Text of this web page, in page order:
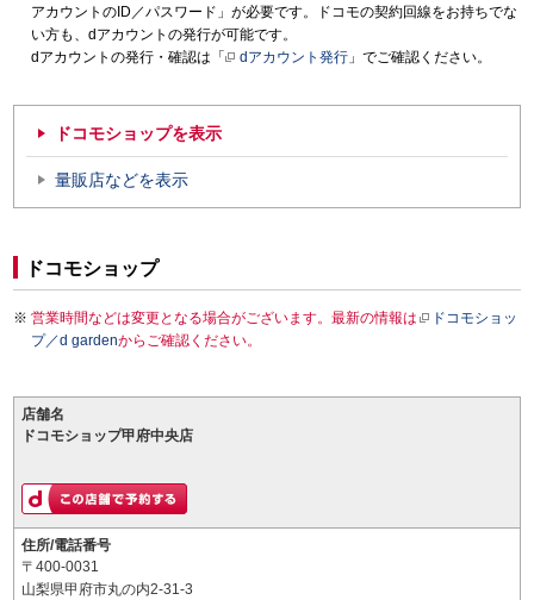
アカウントのID／パスワード」が必要です。ドコモの契約回線をお持ちでな
い方も、dアカウントの発行が可能です。
dアカウントの発行・確認は「
dアカウント発行 」でご確認ください。
ドコモショップを表示
量販店などを表示
ドコモショップ
営業時間などは変更となる場合がございます。最新の情報は
ドコモショッ
プ／d gardenからご確認ください。
店舗名
ドコモショップ甲府中央店
住所/電話番号
〒400-0031
山梨県甲府市丸の内2-31-3